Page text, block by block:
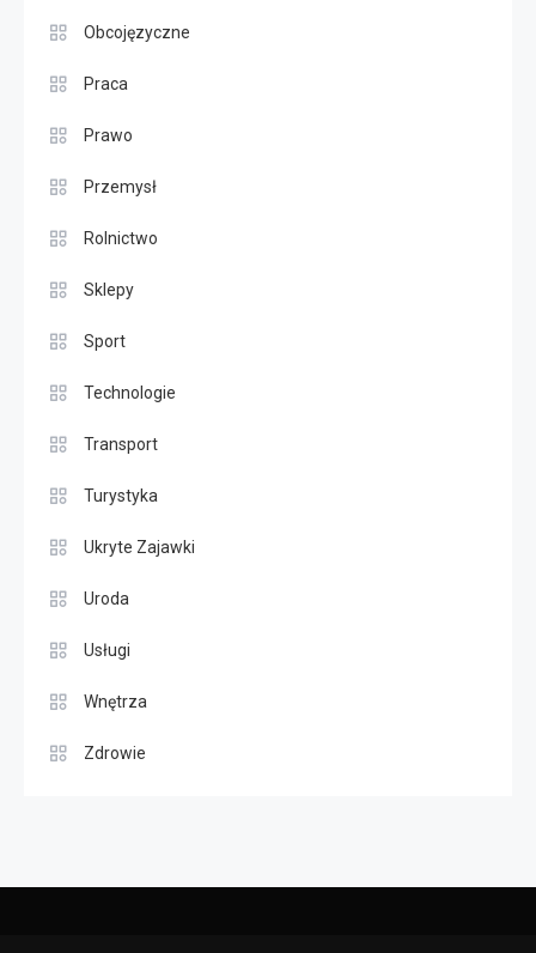
Obcojęzyczne
Praca
Prawo
Przemysł
Rolnictwo
Sklepy
Sport
Technologie
Transport
Turystyka
Ukryte Zajawki
Uroda
Usługi
Wnętrza
Zdrowie